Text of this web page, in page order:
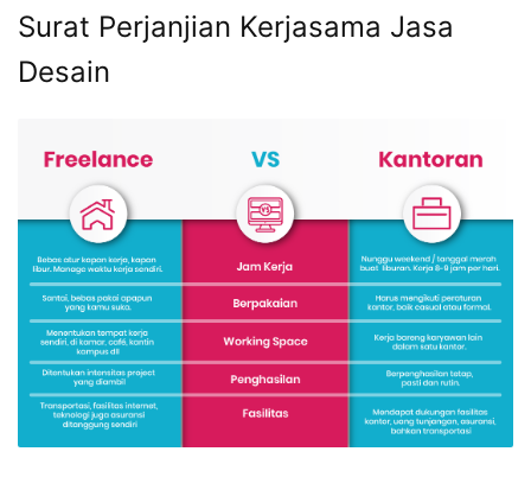
Surat Perjanjian Kerjasama Jasa
Desain